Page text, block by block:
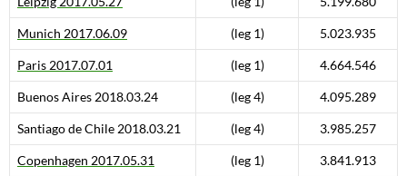
Munich 2017.06.09 (leg 1) 5.023.935
Paris 2017.07.01 (leg 1) 4.664.546
Buenos Aires 2018.03.24 (leg 4) 4.095.289
Santiago de Chile 2018.03.21 (leg 4) 3.985.257
Copenhagen 2017.05.31 (leg 1) 3.841.913